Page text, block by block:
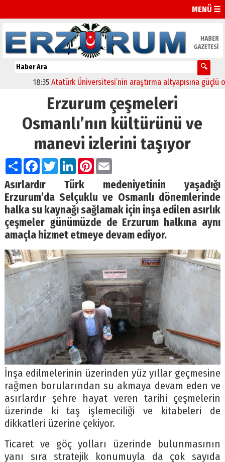
MENÜ ☰
Atatürk Üniversitesi’nin araştırma altyapısına güçlü onay
Erzurum çeşmeleri
Osmanlı’nın kültürünü ve
manevi izlerini taşıyor
PaylaşFacebook
TwitterLinkedIn
Pinterest
Email
Asırlardır Türk medeniyetinin yaşadığı
Erzurum’da Selçuklu ve Osmanlı dönemlerinde
halka su kaynağı sağlamak için inşa edilen asırlık
çeşmeler günümüzde de Erzurum halkına aynı
amaçla hizmet etmeye devam ediyor.
İnşa edilmelerinin üzerinden yüz yıllar geçmesine
rağmen borularından su akmaya devam eden ve
asırlardır şehre hayat veren tarihi çeşmelerin
üzerinde ki taş işlemeciliği ve kitabeleri de
dikkatleri üzerine çekiyor.
Ticaret ve göç yolları üzerinde bulunmasının
yanı sıra stratejik konumuyla da çok sayıda